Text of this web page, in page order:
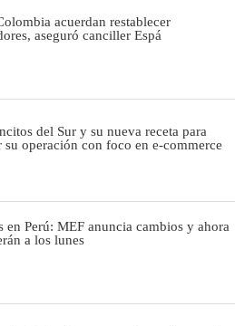
acuerdan restablecer
aseguró canciller Espá
del Sur y su nueva receta para
su operación con foco en e-commerce
en Perú: MEF anuncia cambios y ahora
a los lunes